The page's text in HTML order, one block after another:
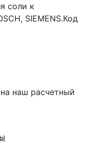
соли к
SIEMENS.Код
наш расчетный